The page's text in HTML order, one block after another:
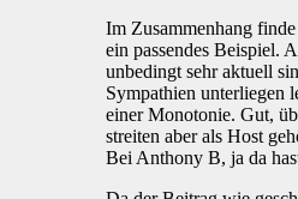
Im Zusammenhang
ein passendes Beispiel.
unbedingt sehr aktuell
Sympathien unterliegen
einer Monotonie. Gut,
streiten aber als Host
Bei Anthony B, ja da